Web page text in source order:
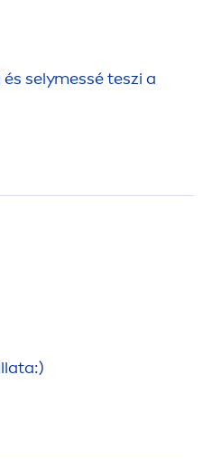
selymessé teszi a